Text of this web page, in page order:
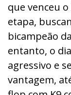
que venceu
etapa,
bicampeão
entanto, o
agressivo e
vantagem,